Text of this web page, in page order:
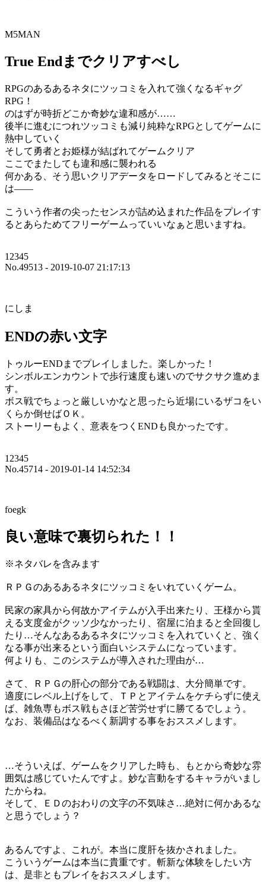
M5MAN
True Endまでクリアすべし
RPGのあるあるネタにツッコミを入れて強くなるギャグ
RPG！
のはずが時折どこか奇妙な違和感が……
後半に進むにつれツッコミも減り純粋なRPGとしてゲームに
熱中していく
そして勇者とお姫様が結ばれてゲームクリア
ここでまたしても違和感に襲われる
何かある、そう思いクリアデータをロードしてみるとそこに
は――
こういう作者の尖ったセンスが詰め込まれた作品をプレイす
るとあらためてフリーゲームっていいなぁと思いますね。
12345
No.49513 - 2019-10-07 21:17:13
にしま
ENDの赤い文字
トゥルーENDまでプレイしました。楽しかった！
シンボルエンカウントで歩行速度も速いのでサクサク進めま
す。
ボス戦でちょっと厳しいかなと思ったら近場にいるザコをい
くらか倒せばＯＫ。
ストーリーもよく、意表をつくENDも良かったです。
12345
No.45714 - 2019-01-14 14:52:34
foegk
良い意味で裏切られた！！
※ネタバレを含みます
ＲＰＧのあるあるネタにツッコミをいれていくゲーム。
民家の家具から何故かアイテムが入手出来たり、王様から貰
える支度金がクッソ少なかったり、宿屋に泊まると全回復し
たり…そんなあるあるネタにツッコミを入れていくと、強く
なる事が出来るという面白いシステムになっています。
何よりも、このシステムが導入された理由が…
さて、ＲＰＧの肝心の部分である戦闘は、大分簡単です。
適度にレベル上げをして、ＴＰとアイテムをケチらずに使え
ば、雑魚専もボス戦もさほど苦労せずに勝てるでしょう。
なお、装備品はなるべく新調する事をおススメします。
…そういえば、ゲームをクリアした時も、もとから奇妙な雰
囲気は感じていたんですよ。妙な言動をするキャラがいまし
たからね。
そして、ＥＤのおわりの文字の不気味さ…絶対に何かあるな
と思うでしょう？
あるんですよ、これが。本当に度肝を抜かされました。
こういうゲームは本当に貴重です。斬新な体験をしたい方
は、是非ともプレイをおススメします。